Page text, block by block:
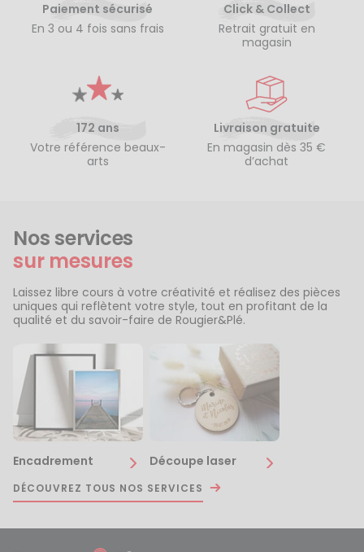
Paiement sécurisé
En 3 ou 4 fois sans frais
Click & Collect
Retrait gratuit en
magasin
172 ans
Votre référence beaux-
arts
Livraison gratuite
En magasin dès 35 €
d’achat
Nos services
sur mesures
Laissez libre cours à votre créativité et réalisez des pièces
uniques qui reflètent votre style, tout en profitant de la
qualité et du savoir-faire de Rougier&Plé.
Encadrement Découpe laser
DÉCOUVREZ TOUS NOS SERVICES